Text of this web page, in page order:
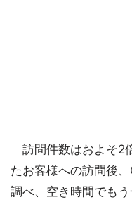
「訪問件数はおよそ
たお客様への訪問後
調べ、空き時間でも